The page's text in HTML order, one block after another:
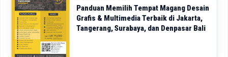
Panduan Memilih Tempat Magang Desain
Grafis & Multimedia Terbaik di Jakarta,
Tangerang, Surabaya, dan Denpasar Bali